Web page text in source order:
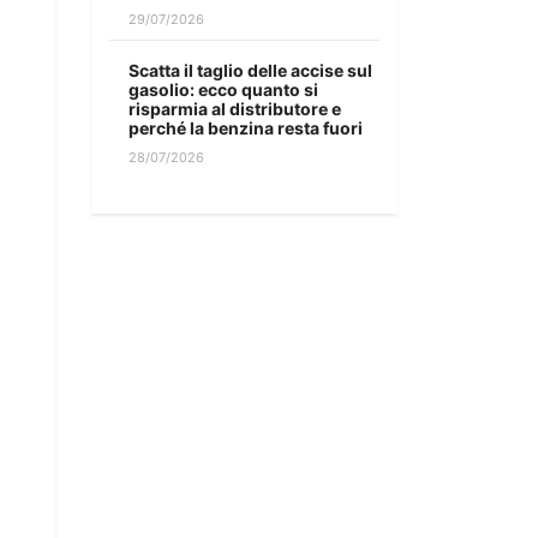
29/07/2026
Scatta il taglio delle accise sul
gasolio: ecco quanto si
risparmia al distributore e
perché la benzina resta fuori
28/07/2026